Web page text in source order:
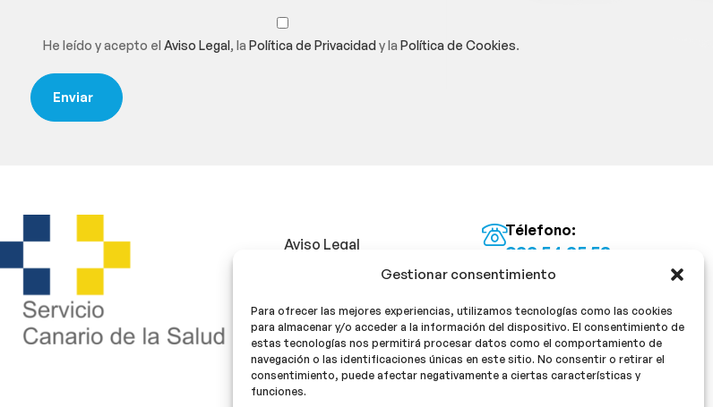
Gestionar consentimiento
Para ofrecer las mejores experiencias, utilizamos tecnologías como las cookies
para almacenar y/o acceder a la información del dispositivo. El consentimiento de
estas tecnologías nos permitirá procesar datos como el comportamiento de
navegación o las identificaciones únicas en este sitio. No consentir o retirar el
consentimiento, puede afectar negativamente a ciertas características y
funciones.
He leído y acepto elAviso Legal, laPolítica de Privacidady laPolítica de Cookies.
Aviso Legal
Política de Privacidad
Política de cookies
Télefono:
922 54 25 53
Email:
¡Síguenos!